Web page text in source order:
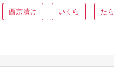
西京漬け いくら た